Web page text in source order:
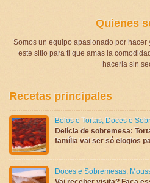
Quienes
Somos un equipo apasionado por hacer
este sitio para ti que amas la
hacerla sin
Recetas principales
Bolos e Tortas, Doces e
Delícia de sobremesa:
família vai ser só elogios
Doces e Sobremesas,